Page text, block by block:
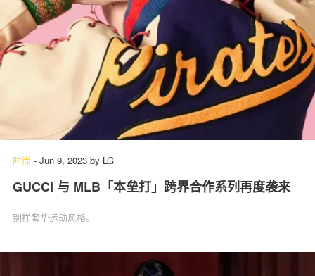
时尚 - Jun 9, 2023 by LG
GUCCI 与 MLB「本垒打」跨界合作系列再度袭来
别样奢华运动风格。